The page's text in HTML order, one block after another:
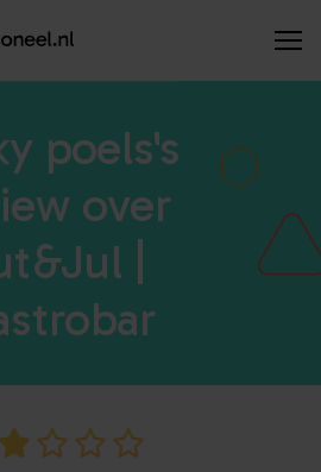
poels's
over
|